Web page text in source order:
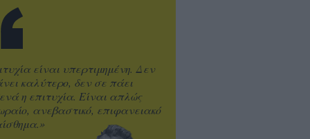
είναι υπερτιμημένη. Δεν
καλύτερο, δεν σε πάει
η επιτυχία. Είναι απλώς
ανεβαστικό, επιφανειακό